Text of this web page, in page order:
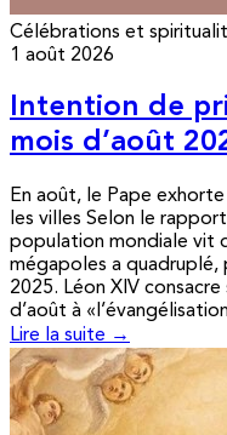
Célébrations et
1 août 2026
Intention de
mois d’août
En août, le Pape
les villes Selon le
population mondiale vit
mégapoles a quadruplé,
2025. Léon XIV
d’août à
Lire la suite →